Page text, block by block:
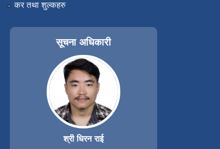
कर तथा शुल्कहरु
सूचना अधिकारी
श्री धिरन राई